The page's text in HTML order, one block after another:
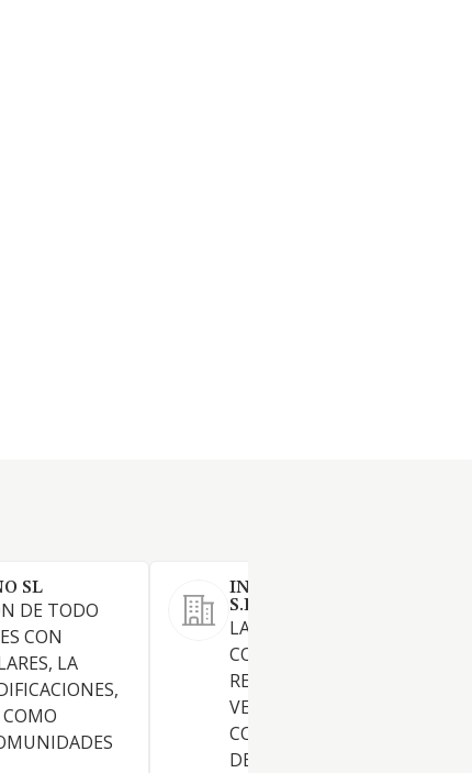
SL
DE TODO
CON
LA
INVERSIONES FERRER DEL
S.L.
LA PROMOCION,
CONSTRUCCION,
REHABILITACION,
VENTA, ARRENDAMIENTO,
CONSERVACION Y
DE TODA CLASE DE